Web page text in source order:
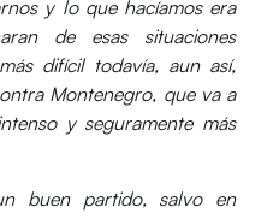
y lo que hacíamos era
de esas situaciones
difícil todavía, aun así,
Montenegro, que va a
y seguramente más
buen partido, salvo en